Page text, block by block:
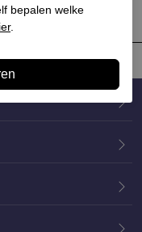
bepalen welke
.